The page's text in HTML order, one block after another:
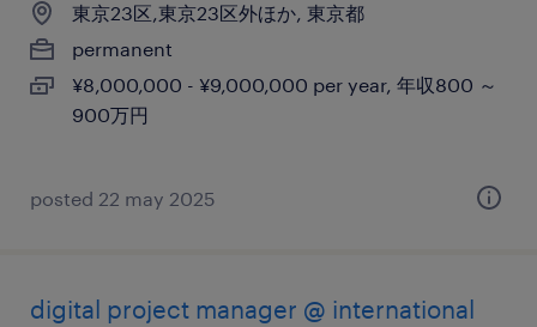
東京23区,東京23区外ほか, 東京都
permanent
¥8,000,000 - ¥9,000,000 per year, 年収800 ～
900万円
posted 22 may 2025
digital project manager @ international